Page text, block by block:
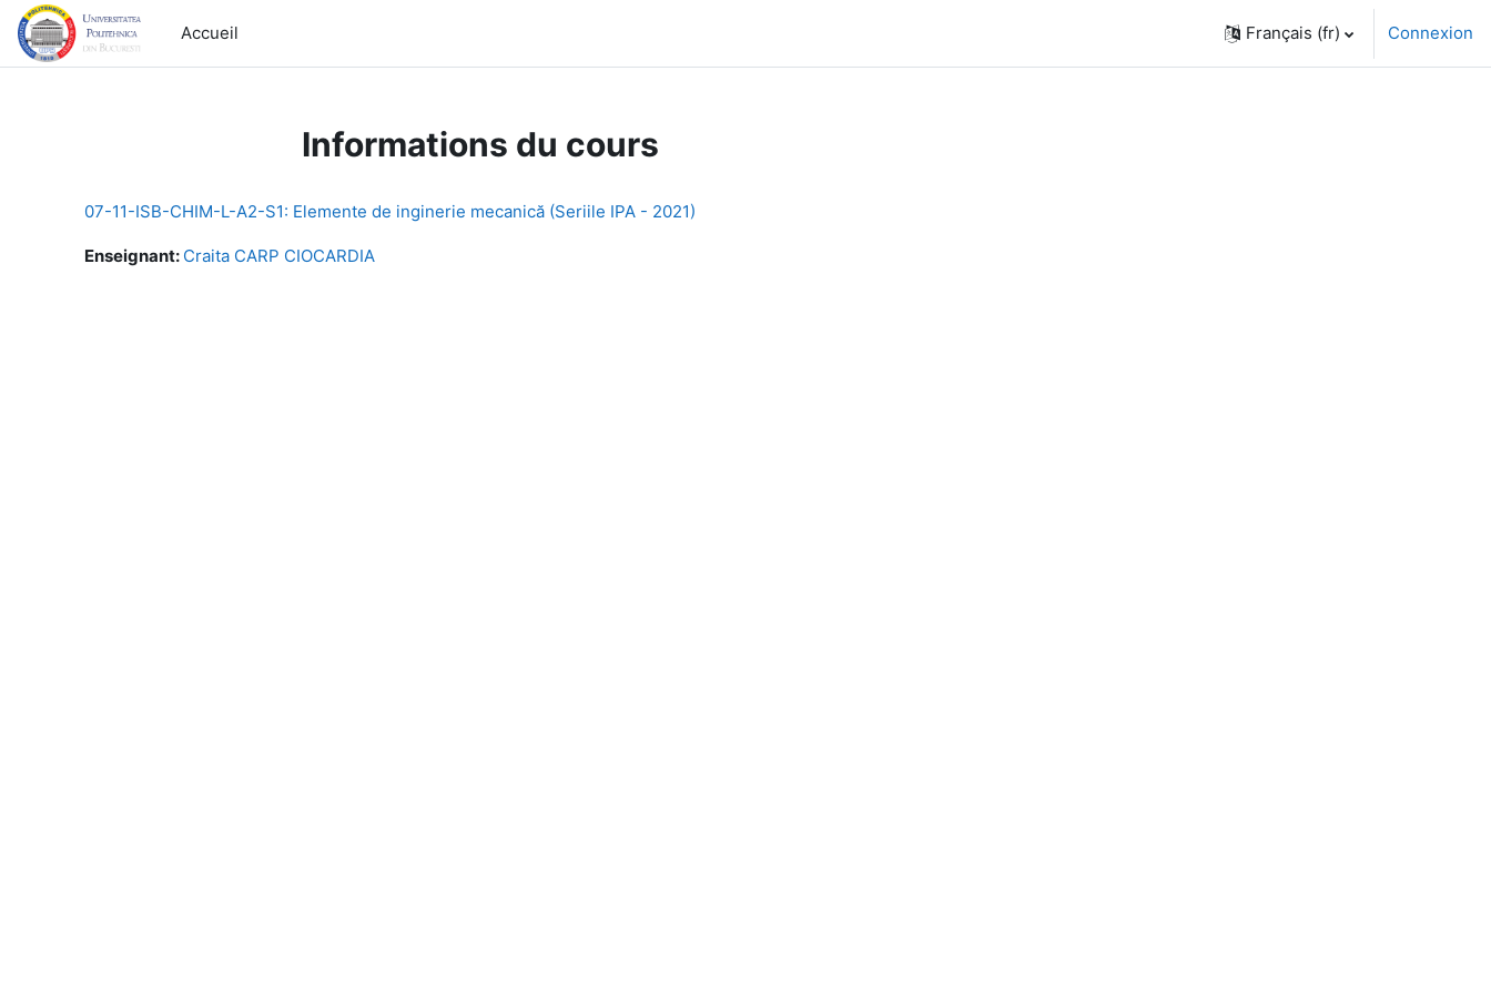
Passer au contenu principal
Accueil
Français ‎(fr)‎ Connexion
Informations du cours
07-11-ISB-CHIM-L-A2-S1: Elemente de inginerie mecanică (Seriile IPA - 2021)
Enseignant: Craita CARP CIOCARDIA